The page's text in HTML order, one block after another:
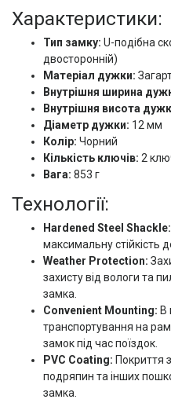
Характеристики:
Тип замку: U-подібна
двосторонній)
Матеріал дужки:
Внутрішня ширина
Внутрішня висота
Діаметр дужки: 12 мм
Колір: Чорний
Кількість ключів: 2
Вага: 853 г
Технології:
Hardened Steel Shackle:
максимальну стійкість
Weather Protection:
захисту від вологи та
замка.
Convenient Mounting: В
транспортування на
замок під час поїздок.
PVC Coating: Покриття
подряпин та інших
замка.